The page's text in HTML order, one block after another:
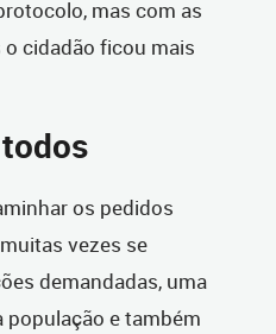
mas com as
cidadão ficou mais
os pedidos
vezes se
demandadas, uma
população e também